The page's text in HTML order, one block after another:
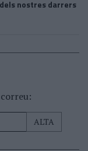
nostres darrers